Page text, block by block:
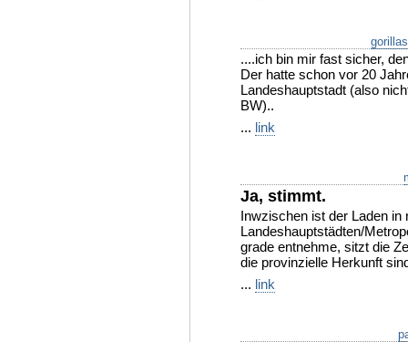
....ich bin mir fast sicher,
Der hatte schon vor 20
Landeshauptstadt (also
BW)..
... link
Ja, stimmt.
Inwzischen ist der Laden in
Landeshauptstädten/
grade entnehme, sitzt die
die provinzielle Herkunft
... link